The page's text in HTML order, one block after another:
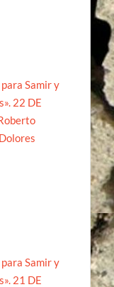
Samir y
22 DE
Samir y
21 DE